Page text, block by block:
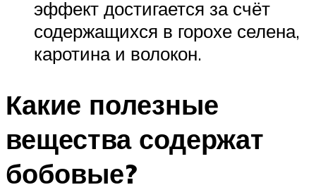
эффект достигается за счёт
содержащихся в горохе селена,
каротина и волокон.
Какие полезные
вещества содержат
бобовые?